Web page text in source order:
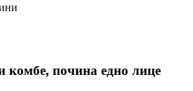
комбе, почина едно лице